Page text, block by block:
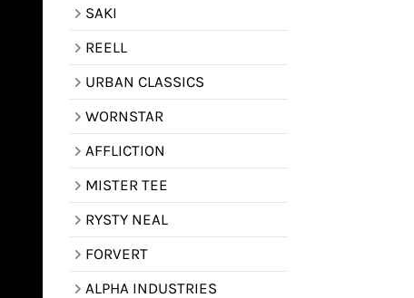
SAKI
REELL
URBAN CLASSICS
WORNSTAR
AFFLICTION
MISTER TEE
RYSTY NEAL
FORVERT
ALPHA INDUSTRIES